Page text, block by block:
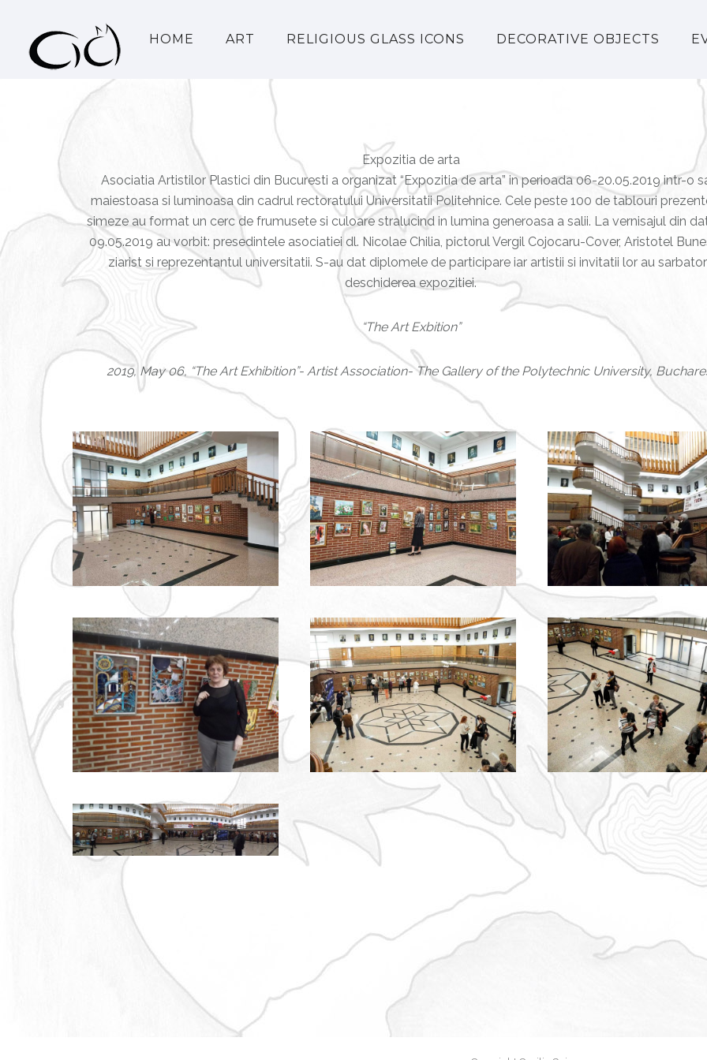
HOME ART RELIGIOUS GLASS ICONS DECORATIVE OBJECTS
Expozitia de arta
Asociatia Artistilor Plastici din Bucuresti a organizat “Expozitia de arta” in perioada 06-20.05.2019 intr-o
maiestoasa si luminoasa din cadrul rectoratului Universitatii Politehnice. Cele peste 100 de tablouri
simeze au format un cerc de frumusete si culoare stralucind in lumina generoasa a salii. La vernisajul din
09.05.2019 au vorbit: presedintele asociatiei dl. Nicolae Chilia, pictorul Vergil Cojocaru-Cover, Aristotel
ziarist si reprezentantul universitatii. S-au dat diplomele de participare iar artistii si invitatii lor au
deschiderea expozitiei.
“The Art Exbition”
2019, May 06, “The Art Exhibition”- Artist Association- The Gallery of the Polytechnic University,